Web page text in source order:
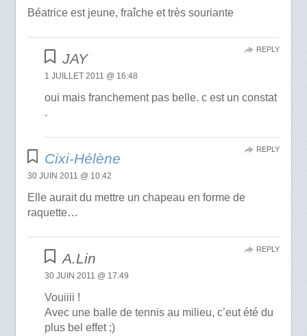
Béatrice est jeune, fraîche et très souriante
JAY
1 JUILLET 2011 @ 16:48
oui mais franchement pas belle. c est un constat
.
REPLY
Cixi-Hélène
30 JUIN 2011 @ 10:42
Elle aurait du mettre un chapeau en forme de
raquette…
REPLY
A.Lin
30 JUIN 2011 @ 17:49
Vouiiii !
Avec une balle de tennis au milieu, c’eut été du
plus bel effet ;)
REPLY